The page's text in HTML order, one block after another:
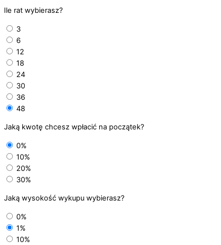
Ile rat wybierasz?
3
6
12
18
24
30
36
48
Jaką kwotę chcesz wpłacić na początek?
0%
10%
20%
30%
Jaką wysokość wykupu wybierasz?
0%
1%
10%